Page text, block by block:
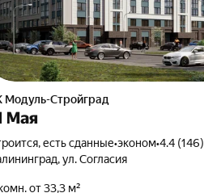
Модуль-Стройград
Мая
есть сданные•эконом•4.4 (146)
ул. Согласия
от 33,3 м²